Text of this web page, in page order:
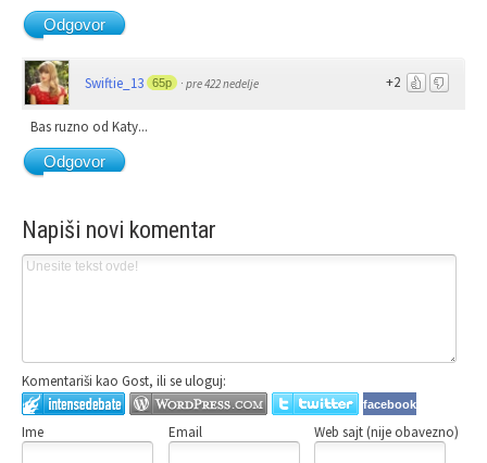
Odgovor
+2
Swiftie_13 65p · pre 422 nedelje
Bas ruzno od Katy...
Odgovor
Napiši novi komentar
Komentariši kao Gost, ili se uloguj:
facebook
Ime Email Web sajt (nije obavezno)